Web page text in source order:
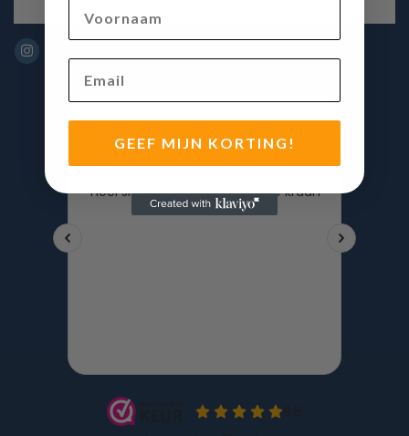
Voornaam
Email
GEEF MIJN KORTING!